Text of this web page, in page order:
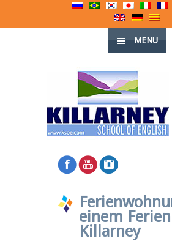
MENU
einem
Killarney